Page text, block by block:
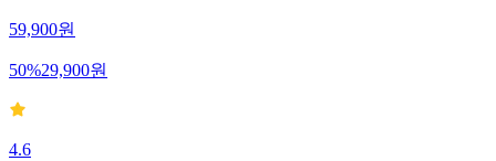
59,900원
50%29,900원
4.6